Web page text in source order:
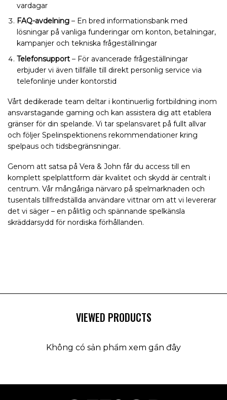
vardagar
FAQ-avdelning – En bred informationsbank med
lösningar på vanliga funderingar om konton, betalningar,
kampanjer och tekniska frågeställningar
Telefonsupport – För avancerade frågeställningar
erbjuder vi även tillfälle till direkt personlig service via
telefonlinje under kontorstid
Vårt dedikerade team deltar i kontinuerlig fortbildning inom
ansvarstagande gaming och kan assistera dig att etablera
gränser för din spelande. Vi tar spelansvaret på fullt allvar
och följer Spelinspektionens rekommendationer kring
spelpaus och tidsbegränsningar.
Genom att satsa på Vera & John får du access till en
komplett spelplattform där kvalitet och skydd är centralt i
centrum. Vår mångåriga närvaro på spelmarknaden och
tusentals tillfredställda användare vittnar om att vi levererar
det vi säger – en pålitlig och spännande spelkänsla
skräddarsydd för nordiska förhållanden.
VIEWED PRODUCTS
Không có sản phẩm xem gần đây